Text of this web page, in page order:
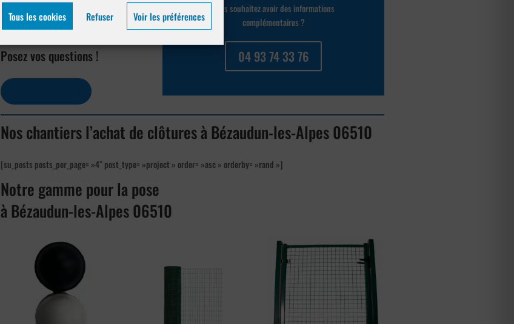
Tous les cookies Refuser Voir les préférences
Bézaudun-les-Alpes 06510
Posez vos questions !
Vous souhaitez avoir des informations
complémentaires ?
04 93 74 33 76
Nos chantiers l’achat de clôtures à Bézaudun-les-Alpes 06510
[su_posts posts_per_page= »4″ post_type= »project » order= »asc » orderby= »rand »]
Notre gamme pour la pose
à Bézaudun-les-Alpes 06510